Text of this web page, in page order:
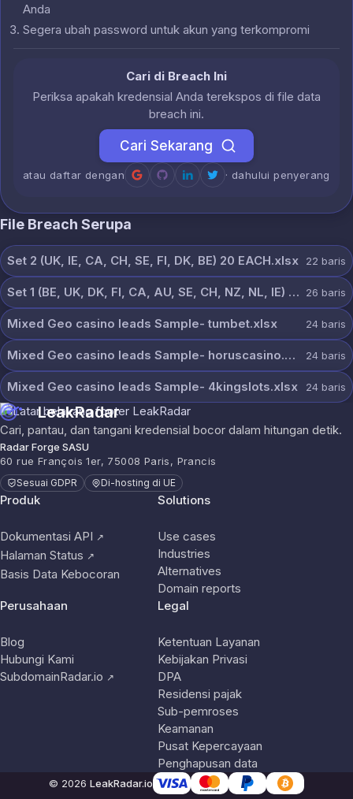
Anda
Segera ubah password untuk akun yang terkompromi
Cari di Breach Ini
Periksa apakah kredensial Anda terekspos di file data
breach ini.
Cari Sekarang
atau daftar dengan · dahului penyerang
File Breach Serupa
Set 2 (UK, IE, CA, CH, SE, FI, DK, BE) 20 EACH.xlsx 22 baris
Set 1 (BE, UK, DK, FI, CA, AU, SE, CH, NZ, NL, IE) 20 each.xlsx 26 baris
Mixed Geo casino leads Sample- tumbet.xlsx 24 baris
Mixed Geo casino leads Sample- horuscasino.xlsx 24 baris
Mixed Geo casino leads Sample- 4kingslots.xlsx 24 baris
LeakRadar
Cari, pantau, dan tangani kredensial bocor dalam hitungan detik.
Radar Forge SASU
60 rue François 1er, 75008 Paris, Prancis
Sesuai GDPR Di-hosting di UE
Produk
Dokumentasi API ↗
Halaman Status ↗
Basis Data Kebocoran
Solutions
Use cases
Industries
Alternatives
Domain reports
Perusahaan
Blog
Hubungi Kami
SubdomainRadar.io ↗
Legal
Ketentuan Layanan
Kebijakan Privasi
DPA
Residensi pajak
Sub-pemroses
Keamanan
Pusat Kepercayaan
Penghapusan data
© 2026 LeakRadar.io